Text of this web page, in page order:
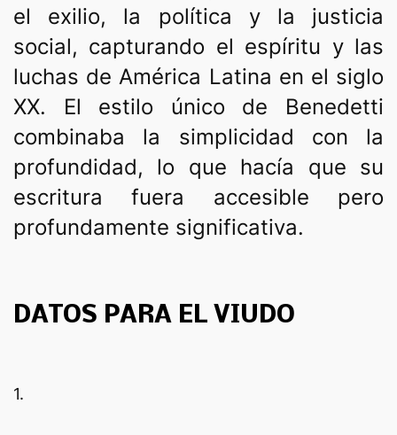
el exilio, la política y la justicia
social, capturando el espíritu y las
luchas de América Latina en el siglo
XX. El estilo único de Benedetti
combinaba la simplicidad con la
profundidad, lo que hacía que su
escritura fuera accesible pero
profundamente significativa.
DATOS PARA EL VIUDO
1.